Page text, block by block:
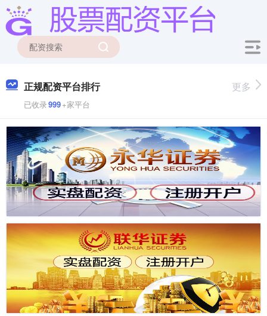
正规配资平台排行
已收录999+家平台
更多